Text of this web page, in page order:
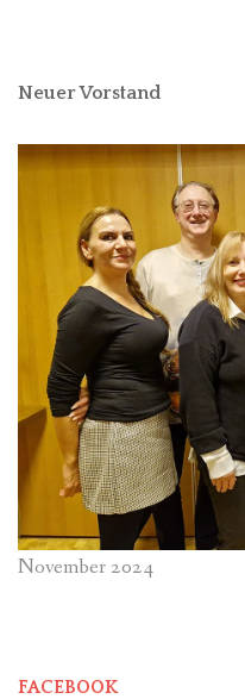
Neuer Vorstand
November 2024
FACEBOOK